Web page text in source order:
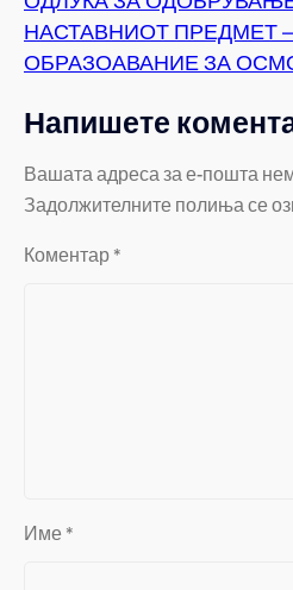
НАСТАВНИОТ ПРЕДМЕТ
ОБРАЗОАВАНИЕ ЗА
Напишете
Вашата адреса за е-пошта
Задолжителните полиња се
Коментар *
Име *